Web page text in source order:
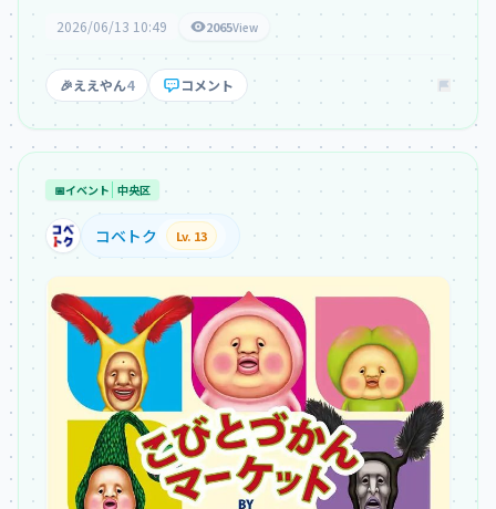
2026/06/13 10:49 2065View
🎉ええやん4 コメント
📅イベント 中央区
コベトク Lv. 13